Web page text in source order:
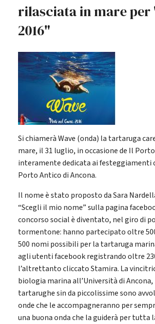
rilasciata in mare per
2016"
Si chiamerà Wave (onda) la tartaruga
mare, il 31 luglio, in occasione de Il
interamente dedicata ai festeggiamenti
Porto Antico di Ancona.
Il nome è stato proposto da Sara
“Scegli il mio nome” sulla pagina
concorso social è diventato, nel giro di
tormentone: hanno partecipato oltre
500 nomi possibili per la tartaruga
agli utenti facebook registrando oltre
l’altrettanto cliccato Stamira. La
biologia marina all’Università di
tartarughe sin da piccolissime sono
onde che le accompagneranno per
una buona onda che la guiderà per tutta